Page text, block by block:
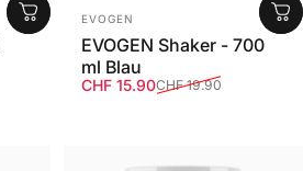
Anbieter:
EVOGEN
EVOGEN Shaker - 700
ml Blau
Verkaufspreis
CHF 15.90
Normaler Preis
CHF 19.90